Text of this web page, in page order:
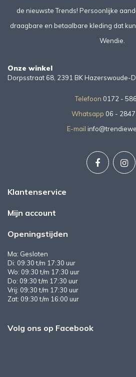
de nieuwste Trends! Persoonlijke
draagbare en betaalbare kleding dat
Wendie.
Onze winkel
Dorpsstraat 68, 2391 BK Hazerswoude-
Telefoon 0172 -
Whatsapp 06 -
E-mail
Klantenservice
Mijn account
Openingstijden
Ma: Gesloten
Di: 09:30 t/m 17:30 uur
Wo: 09:30 t/m 17:30 uur
Do: 09:30 t/m 17:30 uur
Vrij: 09:30 t/m 17:30 uur
Zat: 09:30 t/m 16:00 uur
Volg ons op Facebook